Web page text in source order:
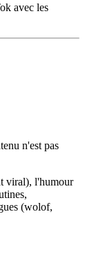
avec les
n'est pas
viral), l'humour
(wolof,